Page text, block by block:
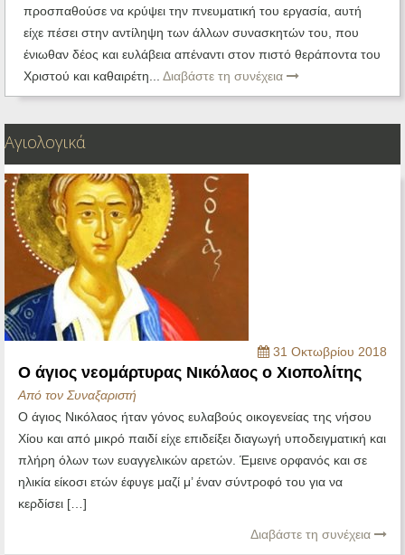
προσπαθούσε να κρύψει την πνευματική του εργασία, αυτή
είχε πέσει στην αντίληψη των άλλων συνασκητών του, που
ένιωθαν δέος και ευλάβεια απέναντι στον πιστό θεράποντα του
Χριστού και καθαιρέτη... Διαβάστε τη συνέχεια
Αγιολογικά
31 Οκτωβρίου 2018
Ο άγιος νεομάρτυρας Νικόλαος ο Χιοπολίτης
Από τον Συναξαριστή
Ο άγιος Νικόλαος ήταν γόνος ευλαβούς οικογενείας της νήσου
Χίου και από μικρό παιδί είχε επιδείξει διαγωγή υποδειγματική και
πλήρη όλων των ευαγγελικών αρετών. Έμεινε ορφανός και σε
ηλικία είκοσι ετών έφυγε μαζί μ’ έναν σύντροφό του για να
κερδίσει […]
Διαβάστε τη συνέχεια